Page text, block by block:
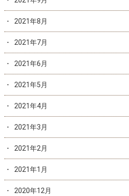
2021年8月
2021年7月
2021年6月
2021年5月
2021年4月
2021年3月
2021年2月
2021年1月
2020年12月